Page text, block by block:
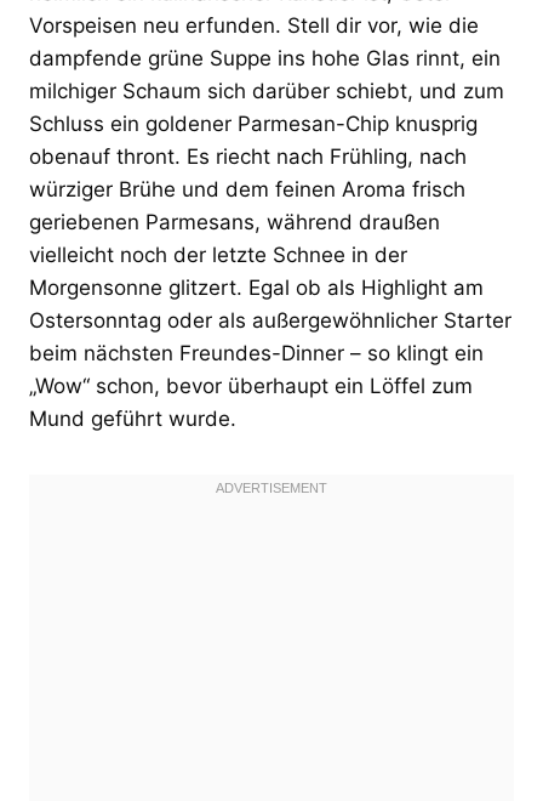
Vorspeisen neu erfunden. Stell dir vor, wie die
dampfende grüne Suppe ins hohe Glas rinnt, ein
milchiger Schaum sich darüber schiebt, und zum
Schluss ein goldener Parmesan-Chip knusprig
obenauf thront. Es riecht nach Frühling, nach
würziger Brühe und dem feinen Aroma frisch
geriebenen Parmesans, während draußen
vielleicht noch der letzte Schnee in der
Morgensonne glitzert. Egal ob als Highlight am
Ostersonntag oder als außergewöhnlicher Starter
beim nächsten Freundes-Dinner – so klingt ein
„Wow“ schon, bevor überhaupt ein Löffel zum
Mund geführt wurde.